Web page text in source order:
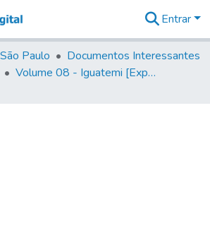
&
Coleções
Tudo na
Entrar
Paulo
Documentos Interessantes
Volume 08 - Iguatemi [Expedições para proteção e sustento]